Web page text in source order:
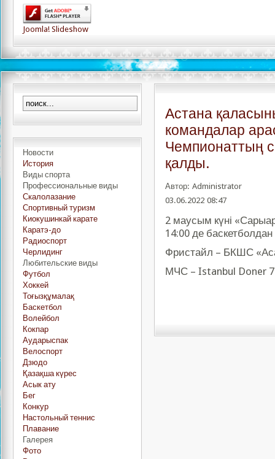
Joomla! Slideshow
Астана
командалар
Чемпионаттың
қалды.
Автор: Administrator
03.06.2022 08:47
2 маусым күні
14:00 де
Фристайл – БКШС
МЧС – Istanbul Doner
Новости
История
Виды спорта
Профессиональные виды
Скалолазание
Спортивный туризм
Киокушинкай карате
Каратэ-до
Радиоспорт
Черлидинг
Любительские виды
Футбол
Хоккей
Тоғызқұмалақ
Баскетбол
Волейбол
Кокпар
Аударыспак
Велоспорт
Дзюдо
Қазақша күрес
Асык ату
Бег
Конкур
Настольный теннис
Плавание
Галерея
Фото